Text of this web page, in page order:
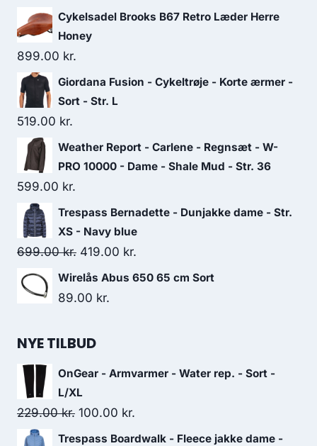
Cykelsadel Brooks B67 Retro Læder Herre
Honey
899.00 kr.
Giordana Fusion - Cykeltrøje - Korte ærmer -
Sort - Str. L
519.00 kr.
Weather Report - Carlene - Regnsæt - W-
PRO 10000 - Dame - Shale Mud - Str. 36
599.00 kr.
Trespass Bernadette - Dunjakke dame - Str.
XS - Navy blue
699.00kr. Original
price
was:
419.00 kr.
price
Wirelås Abus 650 65 cm Sort
89.00 kr.
NYE TILBUD
OnGear - Armvarmer - Water rep. - Sort -
L/XL
229.00kr. Original
price
100.00 kr.
price
Trespass Boardwalk - Fleece jakke dame -